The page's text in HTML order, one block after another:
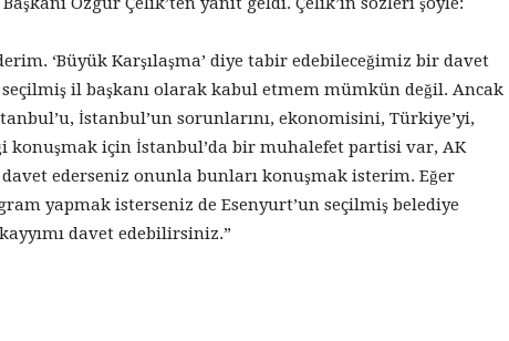
‘Büyük Karşılaşma’ diye tabir edebileceğimiz bir davet
il başkanı olarak kabul etmem mümkün değil. Ancak
İstanbul’un sorunlarını, ekonomisini, Türkiye’yi,
konuşmak için İstanbul’da bir muhalefet partisi var, AK
ederseniz onunla bunları konuşmak isterim. Eğer
yapmak isterseniz de Esenyurt’un seçilmiş belediye
davet edebilirsiniz.”